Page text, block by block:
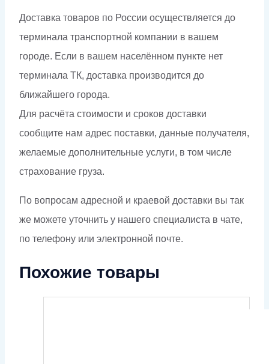
Доставка товаров по России осуществляется до
терминала транспортной компании в вашем
городе. Если в вашем населённом пункте нет
терминала ТК, доставка производится до
ближайшего города.
Для расчёта стоимости и сроков доставки
сообщите нам адрес поставки, данные получателя,
желаемые дополнительные услуги, в том числе
страхование груза.
По вопросам адресной и краевой доставки вы так
же можете уточнить у нашего специалиста в чате,
по телефону или электронной почте.
Похожие товары